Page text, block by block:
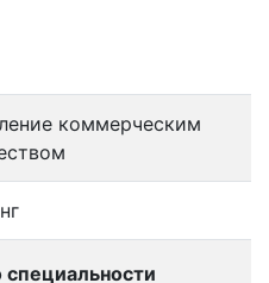
коммерческим